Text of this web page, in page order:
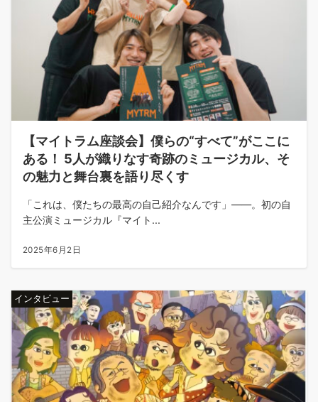
【マイトラム座談会】僕らの“すべて”がここに
ある！ 5人が織りなす奇跡のミュージカル、そ
の魅力と舞台裏を語り尽くす
「これは、僕たちの最高の自己紹介なんです」――。初の自
主公演ミュージカル『マイト...
2025年6月2日
インタビュー